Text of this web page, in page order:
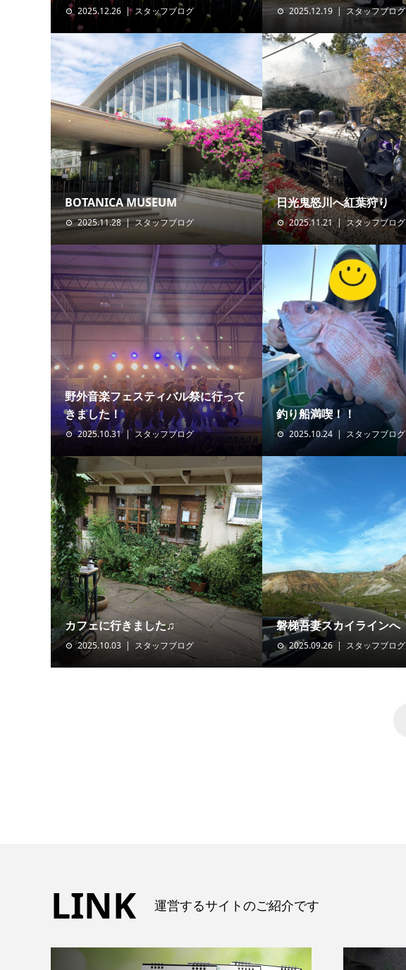
2025.12.26 スタッフブログ 2025.12.19 スタッフブログ
BOTANICA MUSEUM
2025.11.28 スタッフブログ
日光鬼怒川へ紅葉狩り
2025.11.21 スタッフブログ
野外音楽フェスティバル祭に行って
きました！
2025.10.31 スタッフブログ
釣り船満喫！！
2025.10.24 スタッフブログ
カフェに行きました♫
2025.10.03 スタッフブログ
磐梯吾妻スカイラインへ
2025.09.26 スタッフブログ
LINK 運営するサイトのご紹介です